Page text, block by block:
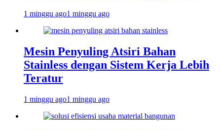
1 minggu ago1 minggu ago
Mesin Penyuling Atsiri Bahan
Stainless dengan Sistem Kerja Lebih
Teratur
1 minggu ago1 minggu ago